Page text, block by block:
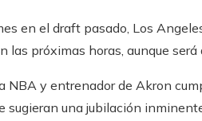
en el draft pasado, Los
las próximas horas, aunque
NBA y entrenador de Akron
sugieran una jubilación